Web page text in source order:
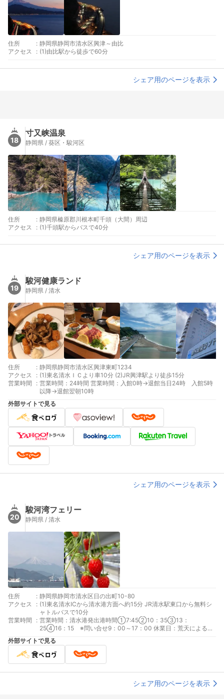
住所 : 静岡県静岡市清水区興津～由比
アクセス
: (1)由比駅から徒歩で60分
シェア用のページを表示
18
寸又峡温泉
静岡県 / 葵区・駿河区
住所 : 静岡県榛原郡川根本町千頭（大間）周辺
アクセス
: (1)千頭駅からバスで40分
シェア用のページを表示
19
駿河健康ランド
静岡県 / 清水
住所 : 静岡県静岡市清水区興津東町1234
アクセス
:
(1)東名清水ＩＣより車10分 (2)JR興津駅より徒歩15分
営業時間
: 営業時間：24時間 営業時間：入館0時→退館当日24時 入館5時
以降→退館翌朝10時
外部サイトで見る
シェア用のページを表示
20
駿河湾フェリー
静岡県 / 清水
住所 : 静岡県静岡市清水区日の出町10-80
アクセス
: (1)東名清水ICから清水港方面へ約15分 JR清水駅東口から無料シ
ャトルバスで10分
営業時間
: 営業時間：清水港発出港時間①7:45②10：35③13：
25④16：15 ※問い合せ9：00～17：00 休業日：荒天による欠
航およびドック期間
外部サイトで見る
シェア用のページを表示